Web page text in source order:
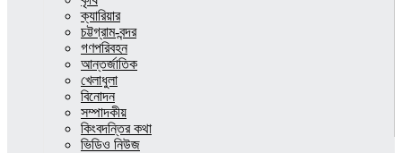
ক্যারিয়ার
চট্টগ্রাম-বন্দর
গণপরিবহন
আন্তর্জাতিক
খেলাধুলা
বিনোদন
সম্পাদকীয়
কিংবদন্তির কথা
ভিডিও নিউজ